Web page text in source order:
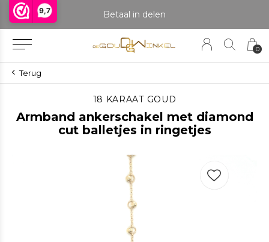
9,7
0
Betaal in delen
Terug
18 KARAAT GOUD
Armband ankerschakel met diamond
cut balletjes in ringetjes